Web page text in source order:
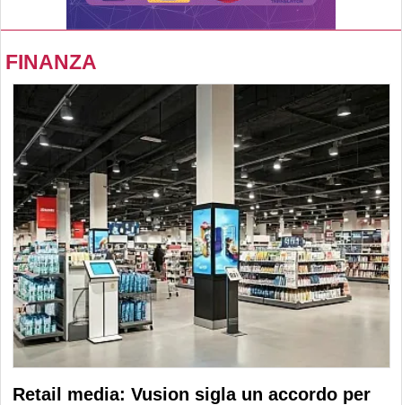
FINANZA
Retail media: Vusion sigla un accordo per